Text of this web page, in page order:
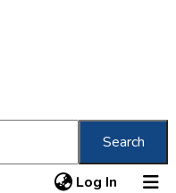
Search
Log In (current)